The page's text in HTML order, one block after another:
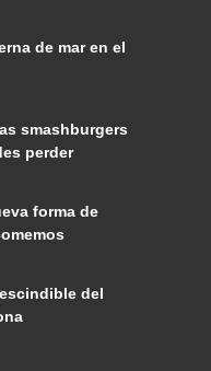
de mar en el
smashburgers
perder
forma de
del